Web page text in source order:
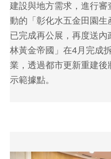
建設與地方需求，進行
動的「彰化水五金田園生
已完成再公展，再度送
林黃金帝國」在4月完成
業，透過都市更新重建
示範據點。